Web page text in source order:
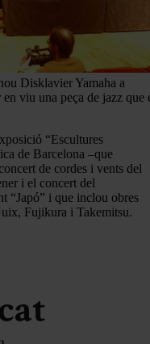
Disklavier Yamaha a
viu una peça de jazz que
“Escultures
de Barcelona –que
de cordes i vents del
i el concert del
“Japó” i que inclou obres
Fujikura i Takemitsu.